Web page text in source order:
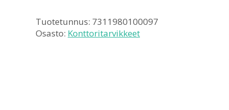
Tuotetunnus: 7311980100097
Osasto: Konttoritarvikkeet